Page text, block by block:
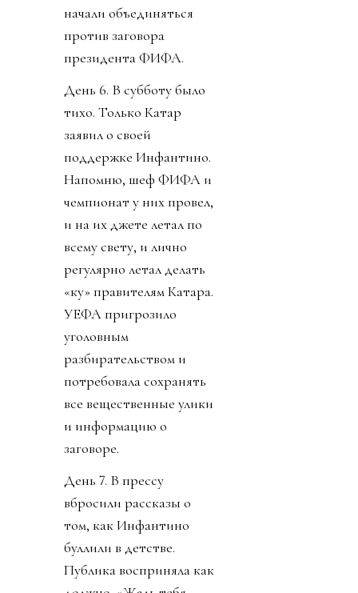
начали объединяться
против заговора
президента ФИФА.
День 6. В субботу было
тихо. Только Катар
заявил о своей
поддержке Инфантино.
Напомню, шеф ФИФА и
чемпионат у них провел,
и на их джете летал по
всему свету, и лично
регулярно летал делать
«ку» правителям Катара.
УЕФА пригрозило
уголовным
разбирательством и
потребовала сохранять
все вещественные улики
и информацию о
заговоре.
День 7. В прессу
вбросили рассказы о
том, как Инфантино
буллили в детстве.
Публика восприняла как